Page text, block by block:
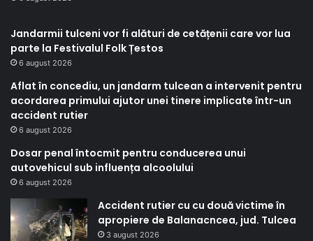
Jandarmii tulceni vor fi alături de cetățenii care vor lua
parte la Festivalul Folk Țestos
6 august 2026
Aflat în concediu, un jandarm tulcean a intervenit pentru
acordarea primului ajutor unei tinere implicate într-un
accident rutier
6 august 2026
Dosar penal întocmit pentru conducerea unui
autovehicul sub influența alcoolului
6 august 2026
Accident rutier cu cu două victime în
apropiere de Balanacncea, jud. Tulcea
3 august 2026